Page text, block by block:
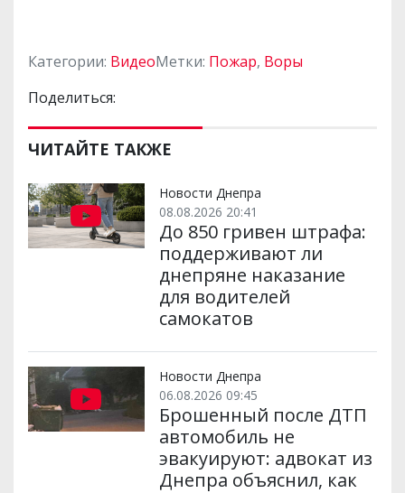
Категории: ВидеоМетки: Пожар, Воры
Поделиться:
ЧИТАЙТЕ ТАКЖЕ
Новости Днепра
08.08.2026 20:41
До 850 гривен штрафа:
поддерживают ли
днепряне наказание
для водителей
самокатов
Новости Днепра
06.08.2026 09:45
Брошенный после ДТП
автомобиль не
эвакуируют: адвокат из
Днепра объяснил, как